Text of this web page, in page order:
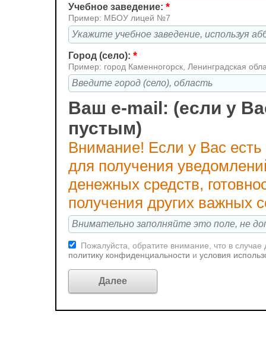
Учебное заведение: *
Пример: МБОУ лицей №7
Город (село): *
Пример: город Каменногорск, Ленинградская
Ваш e-mail: (если у
пустым)
Внимание! Если у Вас
для получения
денежных средств,
получения других важных
Пожалуйста, обратите внимание, что в
политику конфиденциальности и условия